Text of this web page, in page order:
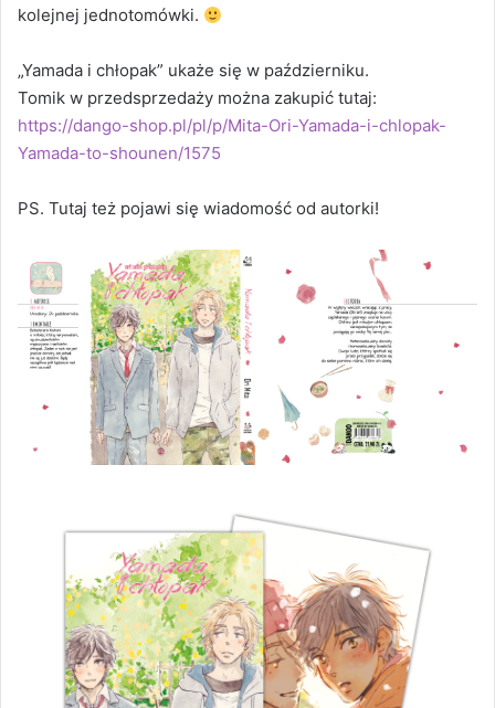
kolejnej jednotomówki.
„Yamada i chłopak” ukaże się w październiku.
Tomik w przedsprzedaży można zakupić tutaj:
https://dango-shop.pl/pl/p/Mita-Ori-Yamada-i-chlopak-
Yamada-to-shounen/1575
PS. Tutaj też pojawi się wiadomość od autorki!